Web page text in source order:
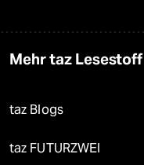
Mehr taz Lesestoff
taz Blogs
taz FUTURZWEI